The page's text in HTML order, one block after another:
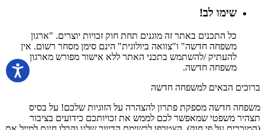
שימו לב!
כל התכנים באתר זה מוגנים תחת חוק זכויות יוצרים. "ארגון
משפחה חדשה" ו"צוואה ביולוגית" הינם סימן מסחר רשום. אין
להעתיק /להשתמש בתכני האתר ללא אישור מפורש מארגון
משפחה חדשה.
ברוכים הבאים למשפחה חדשה
משפחה חדשה מספקת פתרון להצהרה על הזוגיות שלכם! על בסיס
תצהיר משפטי שמאפשר לכם לממש את זכויותכם כידועים בציבור